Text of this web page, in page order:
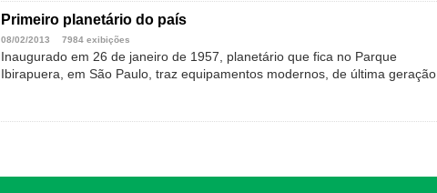
Primeiro planetário do país
08/02/2013 7984 exibições
Inaugurado em 26 de janeiro de 1957, planetário que fica no Parque
Ibirapuera, em São Paulo, traz equipamentos modernos, de última geração